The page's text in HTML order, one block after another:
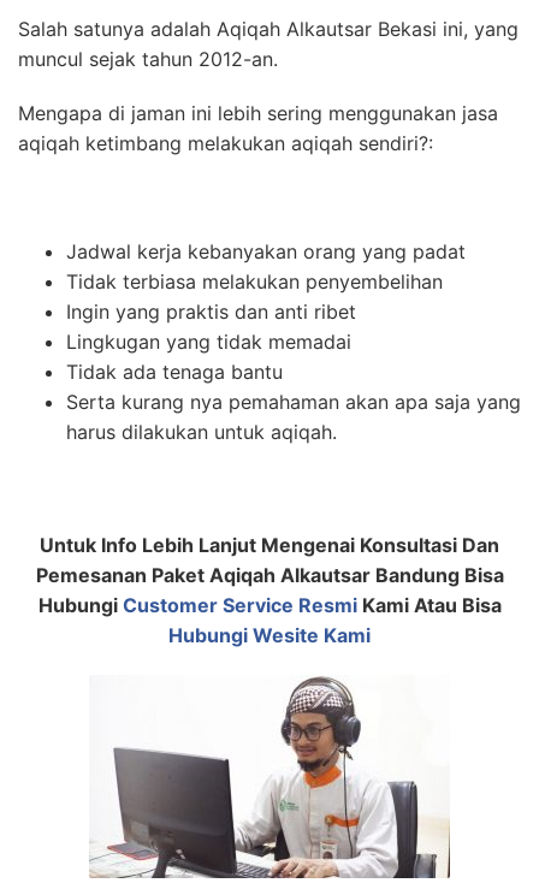
Salah satunya adalah Aqiqah Alkautsar Bekasi ini, yang
muncul sejak tahun 2012-an.
Mengapa di jaman ini lebih sering menggunakan jasa
aqiqah ketimbang melakukan aqiqah sendiri?:
Jadwal kerja kebanyakan orang yang padat
Tidak terbiasa melakukan penyembelihan
Ingin yang praktis dan anti ribet
Lingkugan yang tidak memadai
Tidak ada tenaga bantu
Serta kurang nya pemahaman akan apa saja yang
harus dilakukan untuk aqiqah.
Untuk Info Lebih Lanjut Mengenai Konsultasi Dan
Pemesanan Paket Aqiqah Alkautsar Bandung Bisa
Hubungi Customer Service ResmiKami Atau Bisa
Hubungi Wesite Kami